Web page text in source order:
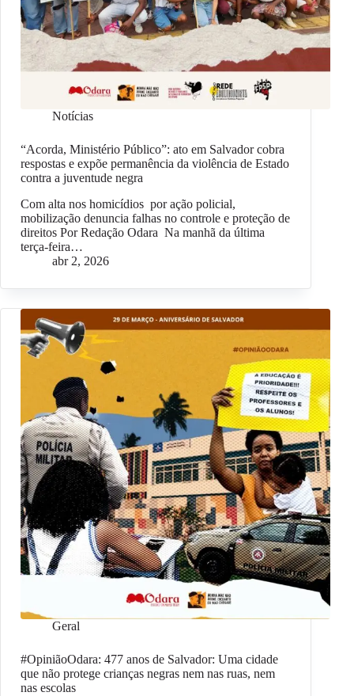
Notícias
“Acorda, Ministério Público”: ato em Salvador cobra
respostas e expõe permanência da violência de Estado
contra a juventude negra
Com alta nos homicídios por ação policial,
mobilização denuncia falhas no controle e proteção de
direitos Por Redação Odara Na manhã da última
terça-feira…
abr 2, 2026
Geral
#OpiniãoOdara: 477 anos de Salvador: Uma cidade
que não protege crianças negras nem nas ruas, nem
nas escolas